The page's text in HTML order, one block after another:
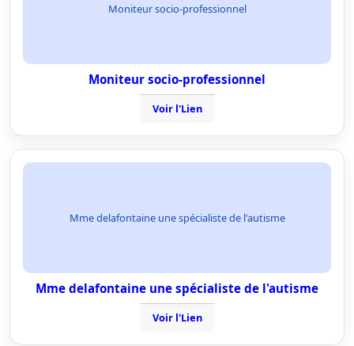
Moniteur socio-professionnel
Moniteur socio-professionnel
Voir l'Lien
Mme delafontaine une spécialiste de l'autisme
Mme delafontaine une spécialiste de l'autisme
Voir l'Lien